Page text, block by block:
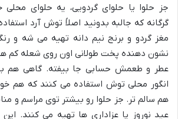
جز حلوا یا حلوای گردویی، یه حلوای
گرگانه که جالبه بدونید اصلاً توش آرد
مغز گردو و برنج نیم دانه تهیه می شه و
نشون دهنده پخت طولانی اون روی شعله
عطر و طعمش حسابی جا بیفته. گاهی هم
انگور محلی توش استفاده می کنند که هم
هم سالم تر. جز حلوا رو بیشتر توی مراسم و
عید نوروز یا عزاداری ها تهیه می کنند. این